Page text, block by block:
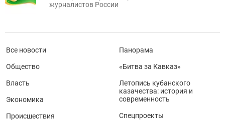
журналистов России
Все новости
Общество
Власть
Экономика
Происшествия
Панорама
«Битва за Кавказ»
Летопись кубанского
казачества: история и
современность
Спецпроекты